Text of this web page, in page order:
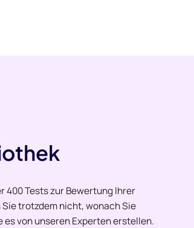
400 Tests zur Bewertung Ihrer
Sie trotzdem nicht, wonach Sie
es von unseren Experten erstellen.